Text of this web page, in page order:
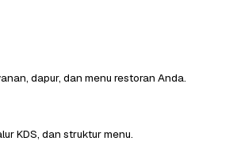
dapur, dan menu restoran Anda.
KDS, dan struktur menu.